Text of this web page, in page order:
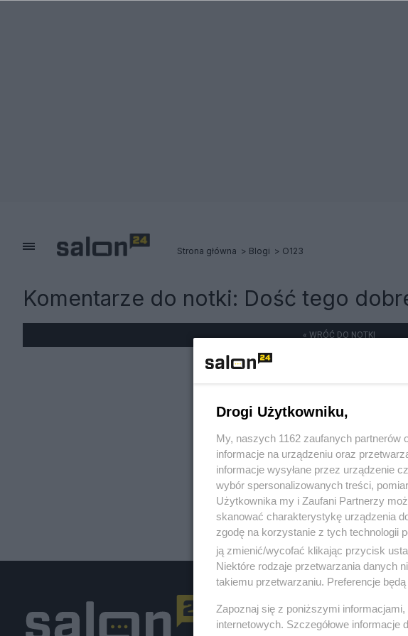
Strona główna Blogi O123
Komentarze do notki: Dość tego
« WRÓĆ DO NOTKI
Polityka
Rosja
Drogi Użytkowniku,
My, naszych 1162 zaufanych
informacje na urządzeniu oraz
informacje wysyłane przez urządzenie
wybór spersonalizowanych treści,
Użytkownika my i Zaufani Partnerzy
skanować charakterystykę urządzenia
zgodę na korzystanie z tych technologii
ją zmienić/wycofać klikając przycisk
Niektóre rodzaje przetwarzania danych
takiemu przetwarzaniu. Preferencje
Zapoznaj się z poniższymi
internetowych. Szczegółowe